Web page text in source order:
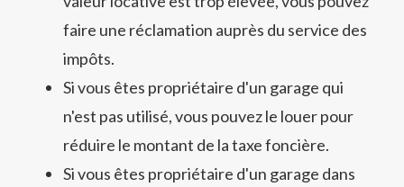
faire une réclamation auprès du service des
impôts.
Si vous êtes propriétaire d'un garage qui
n'est pas utilisé, vous pouvez le louer pour
réduire le montant de la taxe foncière.
Si vous êtes propriétaire d'un garage dans